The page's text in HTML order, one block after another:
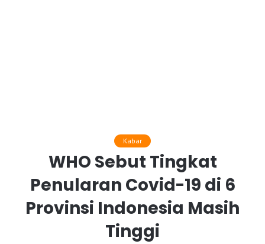
Kabar
WHO Sebut Tingkat
Penularan Covid-19 di 6
Provinsi Indonesia Masih
Tinggi